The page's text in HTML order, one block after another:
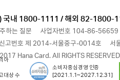
) 국내 1800-1111 / 해외 82-1800-
하는 질문
사업자번호 104-86-56659
고번호 제 2014-서울중구-0014호
서
Hana Card. All RIGHTS RESERVED
아
대상 수
소비자중심경영 인증
[2021.1.1~2027.12.31]